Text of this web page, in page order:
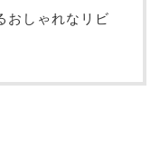
おしゃれなリビ